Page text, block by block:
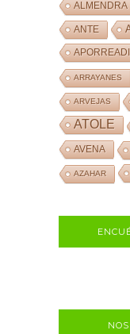
ALMENDRA
ANTE
ARRAYANES
ARVEJAS
ATOLE
AVENA
AZAHAR